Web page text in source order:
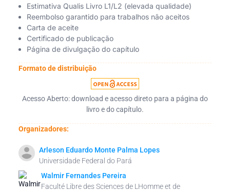
Estimativa Qualis Livro L1/L2 (elevada qualidade)
Reembolso garantido para trabalhos não aceitos
Carta de aceite
Certificado de publicação
Página de divulgação do capítulo
Formato de distribuição
Acesso Aberto: download e acesso direto para a página do
livro e do capítulo.
Organizadores:
Arleson Eduardo Monte Palma Lopes
Universidade Federal do Pará
Walmir Fernandes Pereira
Faculté Libre des Sciences de LHomme et de